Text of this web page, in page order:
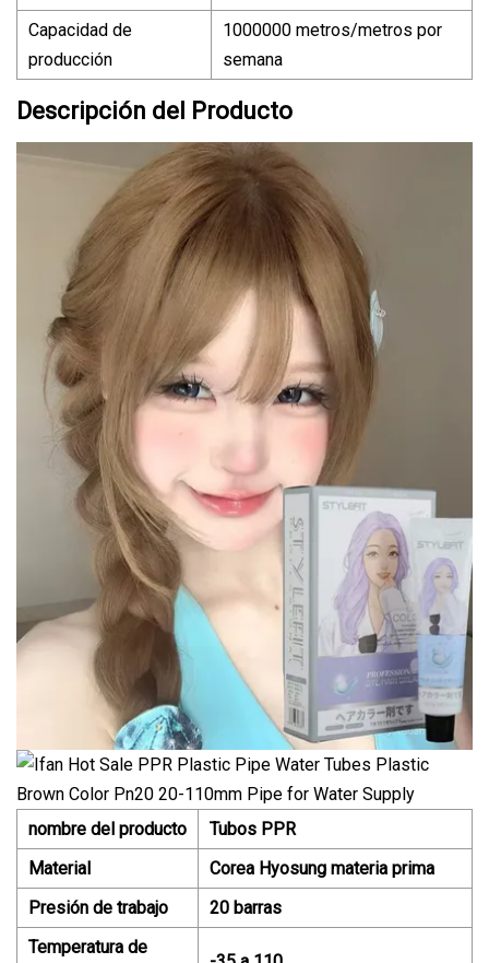
Capacidad de
producción
1000000 metros/metros por
semana
Descripción del Producto
nombre del producto
Tubos PPR
Material
Corea Hyosung materia prima
Presión de trabajo
20 barras
Temperatura de